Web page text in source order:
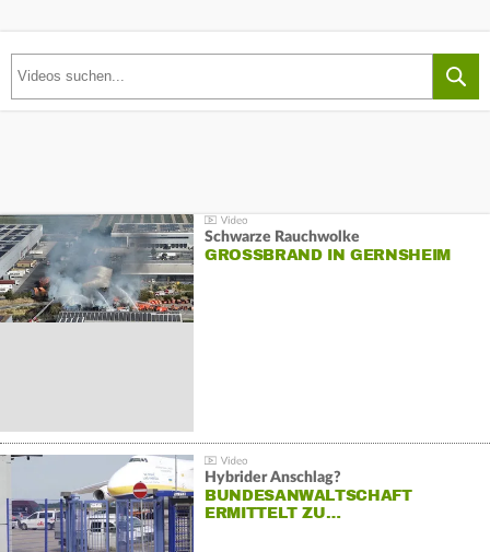
Schwarze Rauchwolke
GROSSBRAND IN GERNSHEIM
Hybrider Anschlag?
BUNDESANWALTSCHAFT
ERMITTELT ZU…